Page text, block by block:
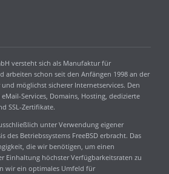
versteht sich als Manufaktur für
arbeiten schon seit den Anfängen 1998 an der
möglichst sicherer Internetservices. Den
Services, Domains, Hosting, dedizierte
SSL-Zertifikate.
unter Verwendung eigener
des Betriebssystems FreeBSD erbracht. Das
die wir benötigen, um einen
Einhaltung höchster Verfügbarkeitsraten zu
wir ein optimales Umfeld für